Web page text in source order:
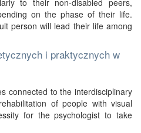
to their non-disabled peers,
on the phase of their life.
person will lead their life among
i praktycznych w
connected to the interdisciplinary
of people with visual
for the psychologist to take